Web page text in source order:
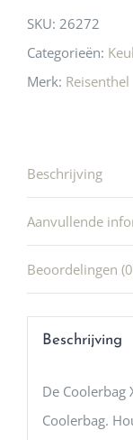
SKU: 26272
Categorieën:
Merk: Reisenthel
Beschrijving
Aanvullende
Beoordelingen
Beschrijving
De Coolerbag
Coolerbag.